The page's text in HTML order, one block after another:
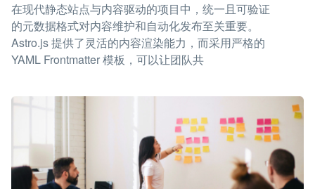
在现代静态站点与内容驱动的项目中，统一且可验证
的元数据格式对内容维护和自动化发布至关重要。
Astro.js 提供了灵活的内容渲染能力，而采用严格的
YAML Frontmatter 模板，可以让团队共